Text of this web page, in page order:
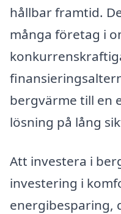
hållbar framtid.
många företag i
bergvärme till en
lösning på lång
Att investera i
investering i
energibesparing,